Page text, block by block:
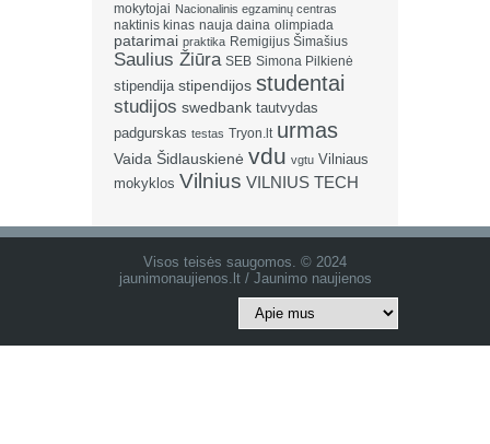
mokytojai Nacionalinis egzaminų centras
naktinis kinas nauja daina olimpiada
patarimai praktika Remigijus Šimašius
Saulius Žiūra SEB Simona Pilkienė
stipendija stipendijos studentai
studijos swedbank tautvydas
padgurskas testas Tryon.lt urmas
Vaida Šidlauskienė vdu vgtu Vilniaus
mokyklos Vilnius VILNIUS TECH
Visos teisės saugomos. © 2024
jaunimonaujienos.lt / Jaunimo naujienos